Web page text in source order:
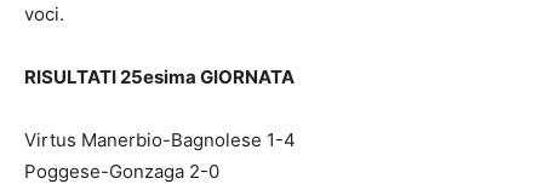
voci.
RISULTATI 25esima GIORNATA
Virtus Manerbio-Bagnolese 1-4
Poggese-Gonzaga 2-0